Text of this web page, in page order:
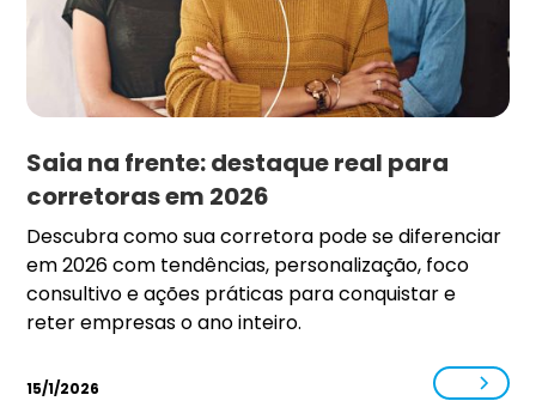
Saia na frente: destaque real para
corretoras em 2026
Descubra como sua corretora pode se diferenciar
em 2026 com tendências, personalização, foco
consultivo e ações práticas para conquistar e
reter empresas o ano inteiro.
15/1/2026